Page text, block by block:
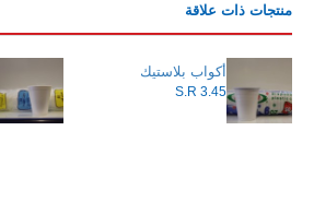
منتجات ذات علاقة
أكواب بلاستيك
S.R 3.45